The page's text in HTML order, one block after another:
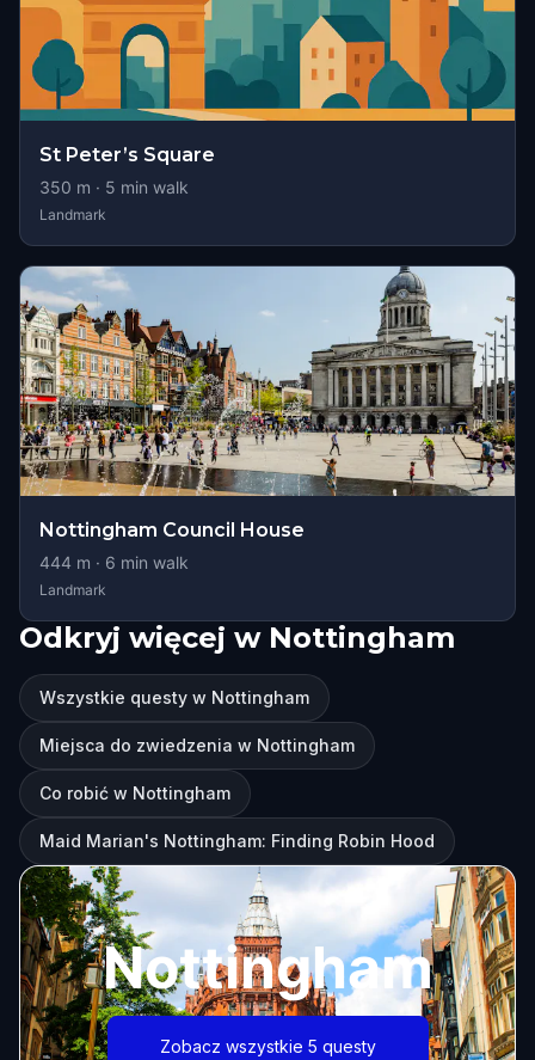
St Peter’s Square
350 m · 5 min walk
Landmark
Nottingham Council House
444 m · 6 min walk
Landmark
Odkryj więcej w Nottingham
Wszystkie questy w Nottingham
Miejsca do zwiedzenia w Nottingham
Co robić w Nottingham
Maid Marian's Nottingham: Finding Robin Hood
Nottingham
Zobacz wszystkie 5 questy